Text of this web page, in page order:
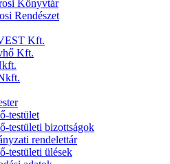
Könyvtár
Rendészet
Kft.
Kft.
testület
testületi bizottságok
rendelettár
testületi ülések